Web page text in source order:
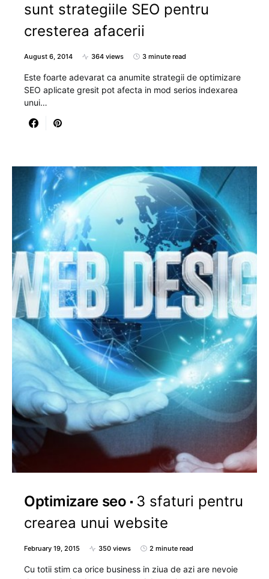
sunt strategiile SEO pentru
cresterea afacerii
August 6, 2014 364 views 3 minute read
Este foarte adevarat ca anumite strategii de optimizare
SEO aplicate gresit pot afecta in mod serios indexarea
unui…
Optimizare seo
3 sfaturi pentru
crearea unui website
February 19, 2015 350 views 2 minute read
Cu totii stim ca orice business in ziua de azi are nevoie